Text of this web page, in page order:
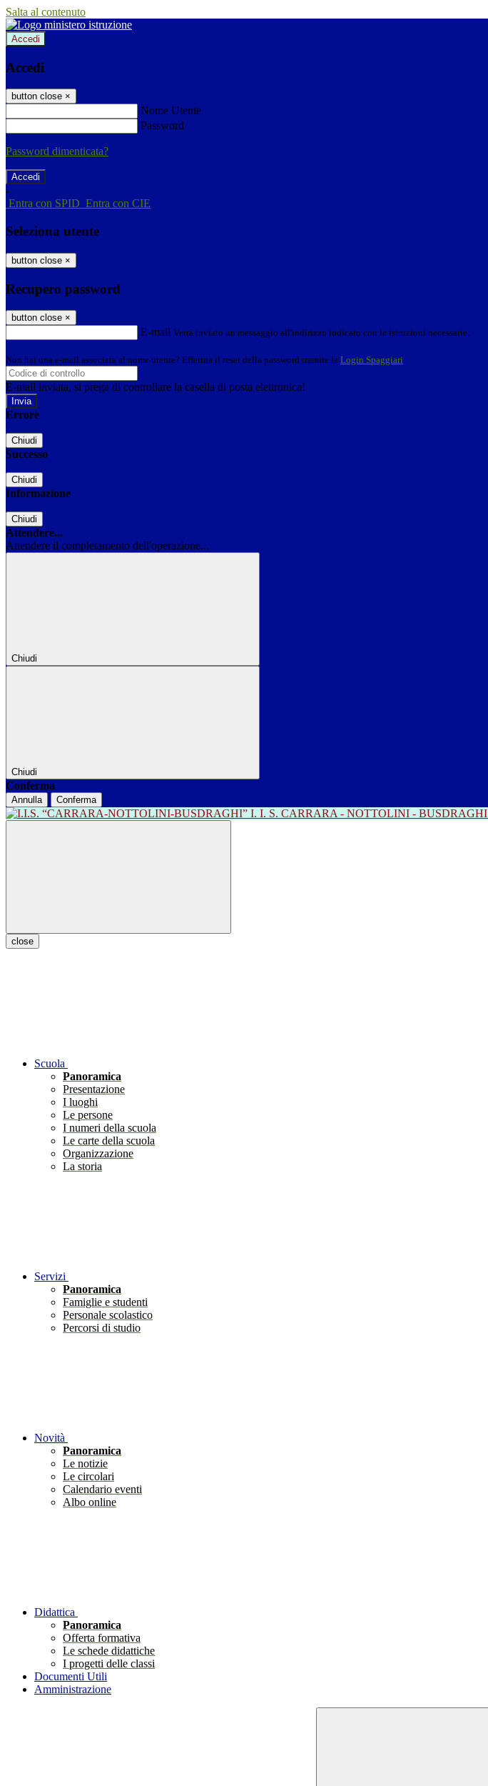
Salta al contenuto
Accedi
Accedi
button close ×
Nome Utente
Password
Password dimenticata?
-
Entra con SPID Entra con CIE
Seleziona utente
button close ×
Recupero password
button close ×
E-mail Verrà inviato un messaggio all'indirizzo indicato con le istruzioni necessarie.
Non hai una e-mail associata al nome utente? Effettua il reset della password tramite la Login Spaggiari
E-mail inviata, si prega di controllare la casella di posta elettronica!
Errore
Chiudi
Successo
Chiudi
Informazione
Chiudi
Attendere...
Attendere il completamento dell'operazione...
Chiudi
Chiudi
Conferma
Annulla Conferma
I. I. S. CARRARA - NOTTOLINI - BUSDRAGHI
close
Scuola
Panoramica
Presentazione
I luoghi
Le persone
I numeri della scuola
Le carte della scuola
Organizzazione
La storia
Servizi
Panoramica
Famiglie e studenti
Personale scolastico
Percorsi di studio
Novità
Panoramica
Le notizie
Le circolari
Calendario eventi
Albo online
Didattica
Panoramica
Offerta formativa
Le schede didattiche
I progetti delle classi
Documenti Utili
Amministrazione